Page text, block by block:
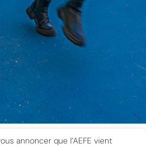
annoncer que l’AEFE vient